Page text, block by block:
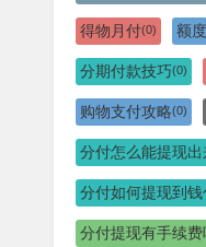
得物月付(0) 额
分期付款技巧(0)
购物支付攻略(0)
分付怎么能提现出
分付如何提现到钱
分付提现有手续费